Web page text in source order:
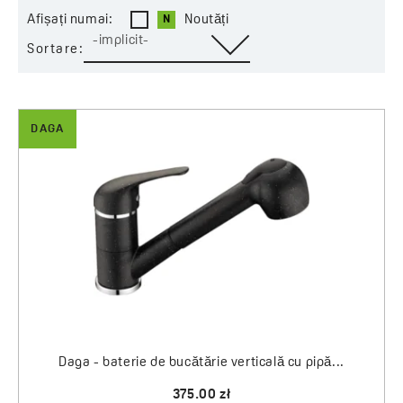
Afișați numai: Noutăți
Sortare:
-implicit-
DAGA
Daga - baterie de bucătărie verticală cu pipă...
375.00 zł